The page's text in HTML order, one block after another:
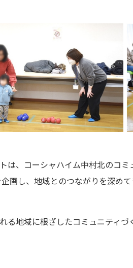
、コーシャハイム中村北のコ
画し、地域とのつながりを深め
地域に根ざしたコミュニティ